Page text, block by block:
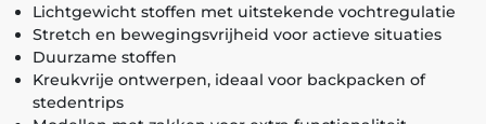
Lichtgewicht stoffen met uitstekende vochtregulatie
Stretch en bewegingsvrijheid voor actieve situaties
Duurzame stoffen
Kreukvrije ontwerpen, ideaal voor backpacken of
stedentrips